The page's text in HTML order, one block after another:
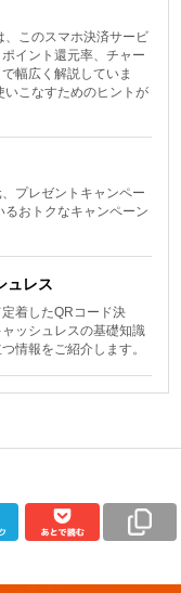
、このスマホ決済サービ
イント還元率、チャー
幅広く解説していま
いこなすためのヒントが
プレゼントキャンペー
るおトクなキャンペーン
ュレス
着したQRコード決
ッシュレスの基礎知識
情報をご紹介します。